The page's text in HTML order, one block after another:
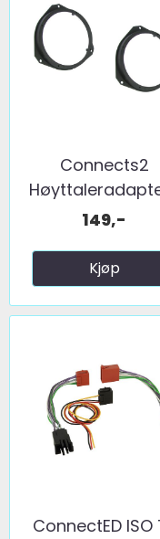
Connects2
(165mm) ...
149,-
Kjøp
ConnectED ISO